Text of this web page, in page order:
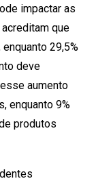
impactar as
que
29,5%
deve
aumento
enquanto 9%
produtos